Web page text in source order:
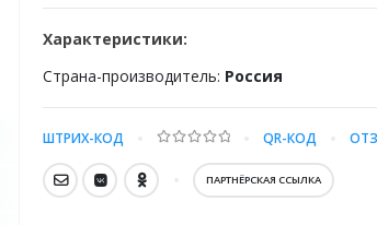
Характеристики:
Страна-производитель: Россия
ШТРИХ-КОД QR-КОД
ПАРТНЁРСКАЯ ССЫЛКА